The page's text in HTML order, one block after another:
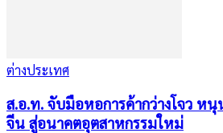
ต่างประเทศ
ส.อ.ท. จับมือหอการค้ากว่างโจว ห
จีน สู่อนาคตอุตสาหกรรมใหม่